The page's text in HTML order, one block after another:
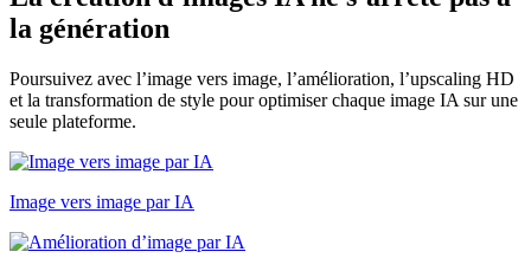
la génération
Poursuivez avec l’image vers image, l’amélioration, l’upscaling HD
et la transformation de style pour optimiser chaque image IA sur une
seule plateforme.
Image vers image par IA